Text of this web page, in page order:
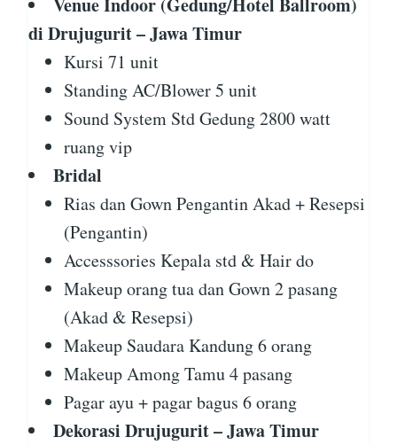
Venue Indoor (Gedung/Hotel Ballroom)
di Drujugurit – Jawa Timur
Kursi 71 unit
Standing AC/Blower 5 unit
Sound System Std Gedung 2800 watt
ruang vip
Bridal
Rias dan Gown Pengantin Akad + Resepsi
(Pengantin)
Accesssories Kepala std & Hair do
Makeup orang tua dan Gown 2 pasang
(Akad & Resepsi)
Makeup Saudara Kandung 6 orang
Makeup Among Tamu 4 pasang
Pagar ayu + pagar bagus 6 orang
Dekorasi Drujugurit – Jawa Timur